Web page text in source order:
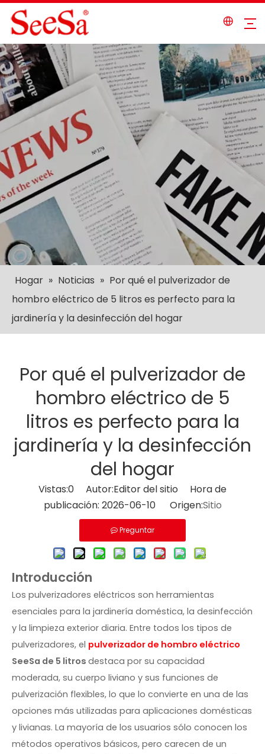
Hogar » Noticias » Por qué el pulverizador de
hombro eléctrico de 5 litros es perfecto para la
jardinería y la desinfección del hogar
Por qué el pulverizador de
hombro eléctrico de 5
litros es perfecto para la
jardinería y la desinfección
del hogar
Vistas:0 Autor:Editor del sitio Hora de
publicación: 2026-06-10 Origen:Sitio
Preguntar
Introducción
Los pulverizadores eléctricos son herramientas
esenciales para la jardinería doméstica, la desinfección
y la limpieza exterior diaria. Entre todos los tipos de
pulverizadores, el pulverizador de hombro eléctrico
SeeSa de 5 litros destaca por su capacidad
moderada, su cuerpo liviano y sus funciones de
pulverización flexibles, lo que lo convierte en una de las
opciones más utilizadas para aplicaciones domésticas
y livianas. La mayoría de los usuarios sólo conocen los
métodos operativos básicos, pero carecen de un